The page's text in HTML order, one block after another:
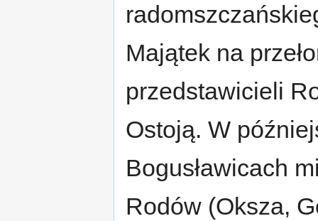
Majątek na
przedstawicieli
Ostoją. W
Bogusławicach
Rodów (Oksza,